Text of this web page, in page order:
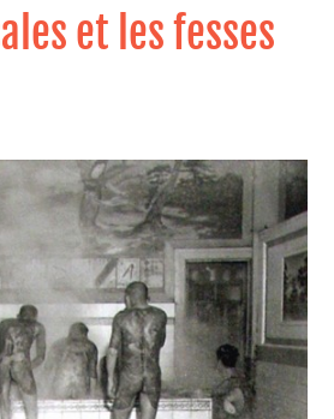
et les fesses